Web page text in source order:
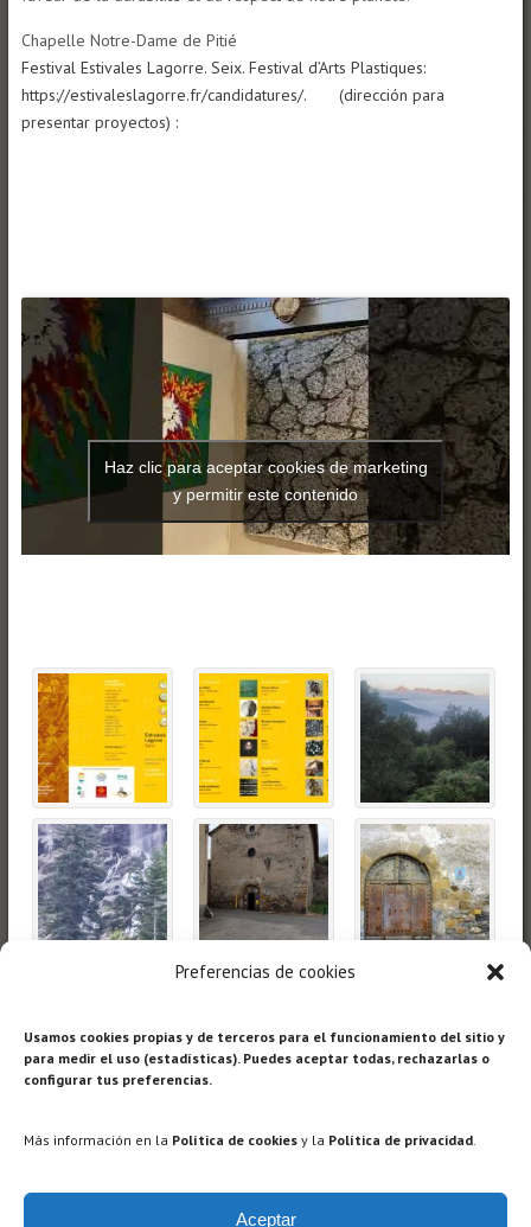
Preferencias de cookies
Usamos cookies propias y de terceros para el funcionamiento del sitio y
para medir el uso (estadísticas). Puedes aceptar todas, rechazarlas o
configurar tus preferencias.
Más información en la Política de cookies y la Política de privacidad.
Aceptar
Chapelle Notre-Dame de Pitié
Festival Estivales Lagorre. Seix. Festival d’Arts Plastiques:
https://estivaleslagorre.fr/candidatures/. (dirección para
presentar proyectos) :
Haz clic para aceptar cookies de marketing
y permitir este contenido